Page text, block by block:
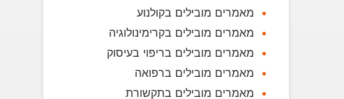
מאמרים מובילים בקולנוע
מאמרים מובילים בקרימינולוגיה
מאמרים מובילים בריפוי בעיסוק
מאמרים מובילים ברפואה
מאמרים מובילים בתקשורת